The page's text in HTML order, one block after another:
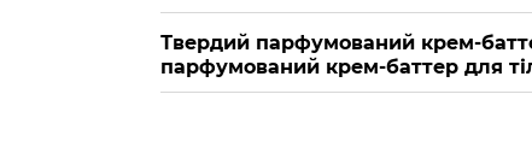
Твердий парфумований крем-
парфумований крем-баттер для